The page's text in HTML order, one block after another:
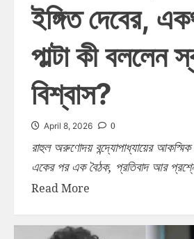
ইঙ্গিত দেবের,
পাল্টা কী বললেন
বিশ্বাস?
April 8, 2026 0
রাহুল অরুণোদয় বন্দ্যোপাধ্যায়ের
একের পর এক বৈঠক, প্রতিবাদ আর
Read More